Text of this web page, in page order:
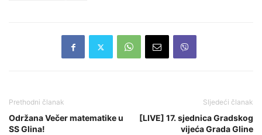
Prethodni članak
Održana Večer matematike u
SS Glina!
Sljedeći članak
[LIVE] 17. sjednica Gradskog
vijeća Grada Gline